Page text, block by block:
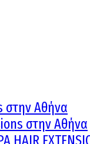
στην Αθήνα
στην Αθήνα